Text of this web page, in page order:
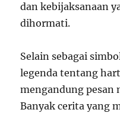
dan kebijaksanaan
dihormati.
Selain sebagai
legenda tentang
mengandung pesan
Banyak cerita yang